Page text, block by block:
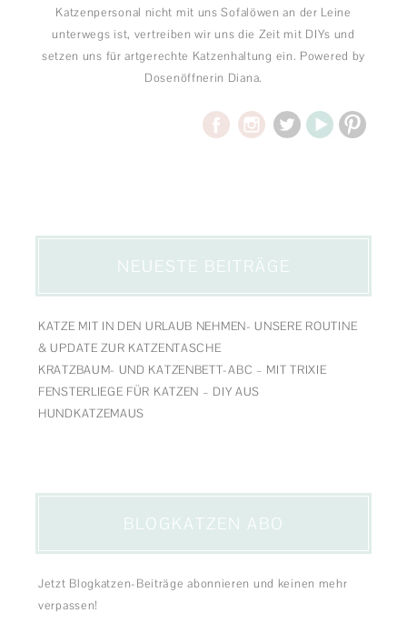
Katzenpersonal nicht mit uns Sofalöwen an der Leine
unterwegs ist, vertreiben wir uns die Zeit mit DIYs und
setzen uns für artgerechte Katzenhaltung ein. Powered by
Dosenöffnerin Diana.
NEUESTE BEITRÄGE
KATZE MIT IN DEN URLAUB NEHMEN- UNSERE ROUTINE
& UPDATE ZUR KATZENTASCHE
KRATZBAUM- UND KATZENBETT-ABC – MIT TRIXIE
FENSTERLIEGE FÜR KATZEN – DIY AUS
HUNDKATZEMAUS
BLOGKATZEN ABO
Jetzt Blogkatzen-Beiträge abonnieren und keinen mehr
verpassen!